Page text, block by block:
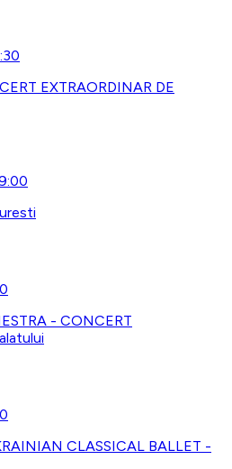
EXTRAORDINAR DE
- CONCERT
CLASSICAL BALLET -